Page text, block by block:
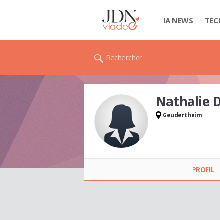
IA NEWS
Rechercher
Nathalie
Geudertheim
PROFIL